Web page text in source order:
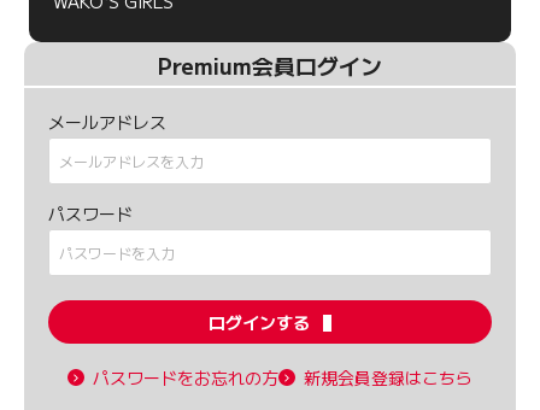
Premium会員ログイン
メールアドレス
パスワード
ログインする
パスワードをお忘れの方 新規会員登録はこちら